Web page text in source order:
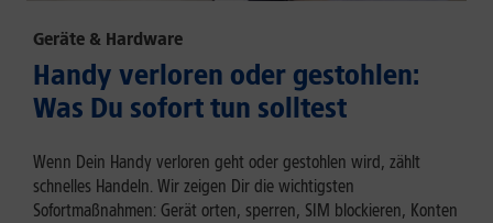
Geräte & Hardware
Handy verloren oder gestohlen:
Was Du sofort tun solltest
Wenn Dein Handy verloren geht oder gestohlen wird, zählt
schnelles Handeln. Wir zeigen Dir die wichtigsten
Sofortmaßnahmen: Gerät orten, sperren, SIM blockieren, Konten